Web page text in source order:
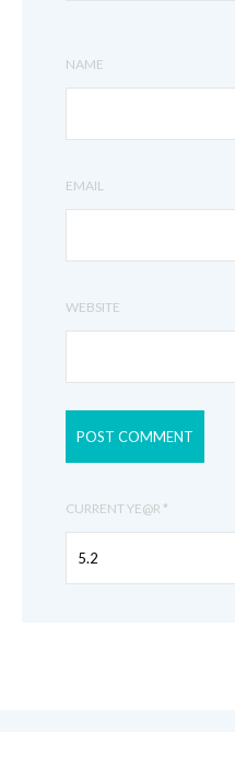
NAME
EMAIL
WEBSITE
CURRENT YE@R *